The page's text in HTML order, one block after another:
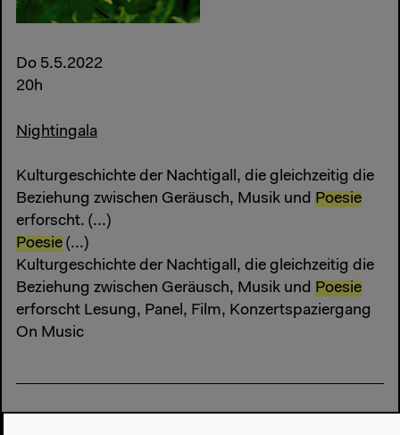
Do 5.5.2022
20h
Nightingala
Kulturgeschichte der Nachtigall, die gleichzeitig die
Beziehung zwischen Geräusch, Musik und Poesie
erforscht. (...)
Poesie (...)
Kulturgeschichte der Nachtigall, die gleichzeitig die
Beziehung zwischen Geräusch, Musik und Poesie
erforscht Lesung, Panel, Film, Konzertspaziergang
On Music